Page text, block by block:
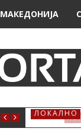
МАКЕДОНИЈА
ЛОКАЛНО